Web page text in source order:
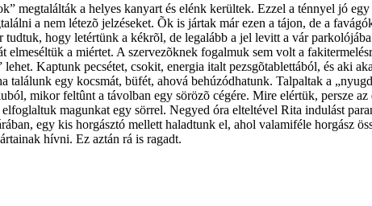
megtalálták a helyes kanyart és elénk kerültek. Ezzel a ténnyel jó
a nem létezõ jelzéseket. Õk is jártak már ezen a tájon, de a
hogy letértünk a kékrõl, de legalább a jel levitt a vár
a miértet. A szervezõknek fogalmuk sem volt a
Kaptunk pecsétet, csokit, energia italt pezsgõtablettából, és aki
találunk egy kocsmát, büfét, ahová behúzódhatunk. Talpaltak a
mikor feltûnt a távolban egy sörözõ cégére. Mire elértük, persze
magunkat egy sörrel. Negyed óra elteltével Rita indulást
egy kis horgásztó mellett haladtunk el, ahol valamiféle horgász
hívni. Ez aztán rá is ragadt.